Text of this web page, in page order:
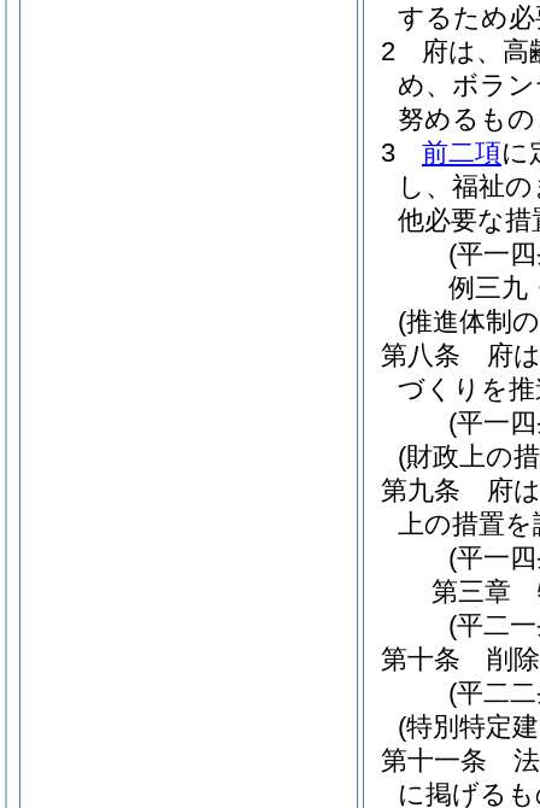
するため
2
府は、高
め、ボラ
努めるも
3
前二項に
し、福祉
他必要な
(平一
例三九
(推進体制
第八条
府
づくりを
(平一
(財政上の
第九条
府
上の措置
(平一
第三章
(平二
第十条
削除
(平二
(特別特定
第十一条
に掲げる